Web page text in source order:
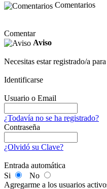
Comentarios
Comentar
Aviso
Necesitas estar registrado/a
Identificarse
Usuario o Email
¿Todavía no se ha registrado?
Contraseña
¿Olvidó su Clave?
Entrada automática
Si
No
Agregarme a los usuarios